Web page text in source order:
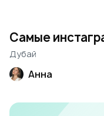
Самые
Дубай
Анна